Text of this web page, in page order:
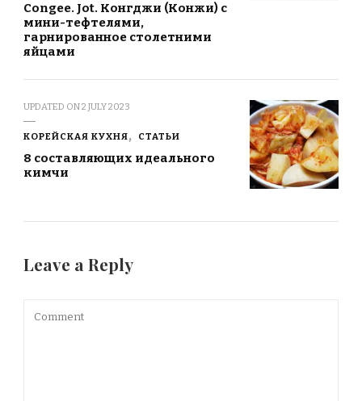
Congee. Jot. Конгджи (Конжи) с
мини-тефтелями,
гарнированное столетними
яйцами
UPDATED ON2 JULY 2023
КОРЕЙСКАЯ КУХНЯ СТАТЬИ
8 составляющих идеального
кимчи
Leave a Reply